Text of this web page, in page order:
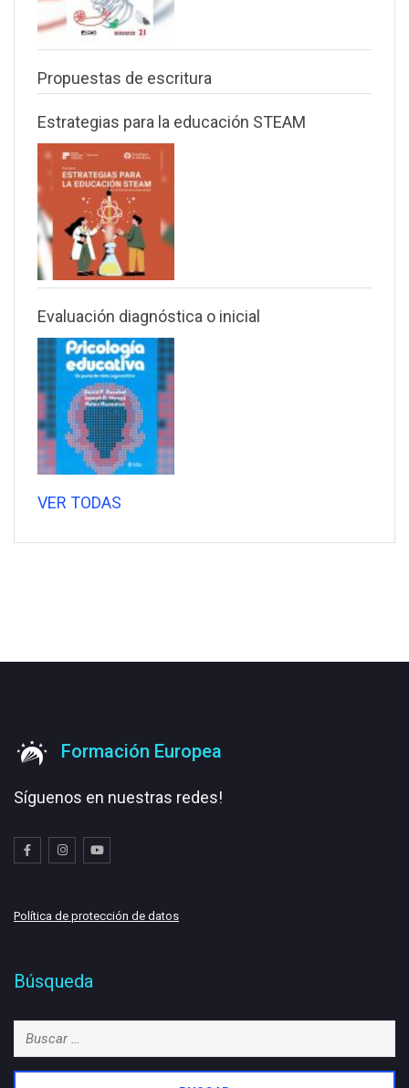
Propuestas de escritura
Estrategias para la educación STEAM
Evaluación diagnóstica o inicial
VER TODAS
Formación Europea
Síguenos en nuestras redes!
Política de protección de datos
Búsqueda
Buscar: